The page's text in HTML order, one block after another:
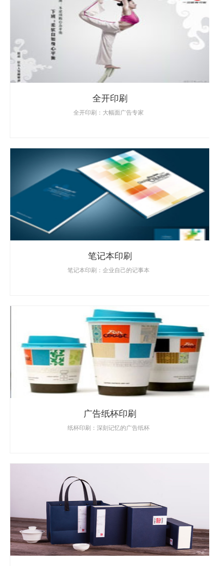
全开印刷
全开印刷：大幅面广告专家
笔记本印刷
笔记本印刷：企业自己的记事本
广告纸杯印刷
纸杯印刷：深刻记忆的广告纸杯